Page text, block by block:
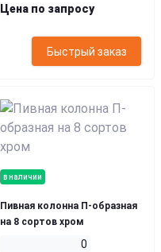
Цена по запросу
Быстрый заказ
в наличии
Пивная колонна П-образная
на 8 сортов хром
0